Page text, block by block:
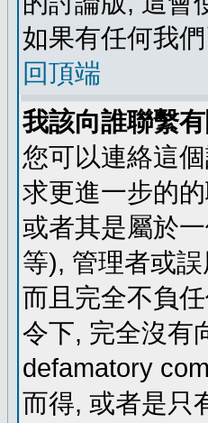
如果有任何我
回頂端
我該向誰聯繫
您可以連絡這
求更進一步的
或者其是屬於
等), 管理者或
而且完全不負
令下, 完全沒有
defamatory
而得, 或者是只